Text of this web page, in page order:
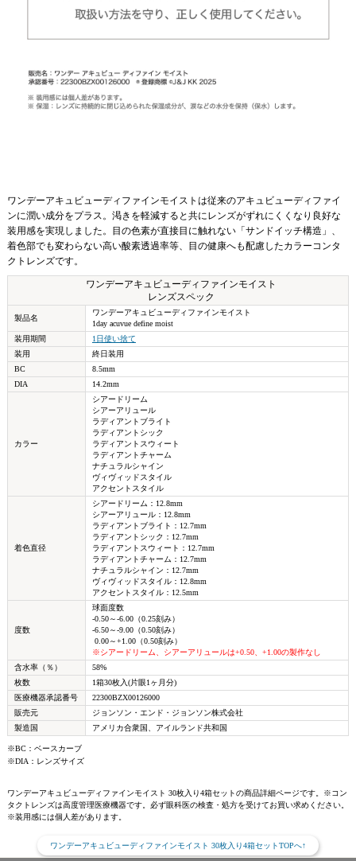
ワンデーアキュビューディファインモイストは従来のアキュビューディファイ
ンに潤い成分をプラス。渇きを軽減すると共にレンズがずれにくくなり良好な
装用感を実現しました。目の色素が直接目に触れない「サンドイッチ構造」、
着色部でも変わらない高い酸素透過率等、目の健康へも配慮したカラーコンタ
クトレンズです。
ワンデーアキュビューディファインモイスト
レンズスペック
製品名
ワンデーアキュビューディファインモイスト
1day acuvue define moist
装用期間
1日使い捨て
装用
終日装用
BC
8.5mm
DIA
14.2mm
カラー
シアードリーム
シアーアリュール
ラディアントブライト
ラディアントシック
ラディアントスウィート
ラディアントチャーム
ナチュラルシャイン
ヴィヴィッドスタイル
アクセントスタイル
着色直径
シアードリーム：12.8mm
シアーアリュール：12.8mm
ラディアントブライト：12.7mm
ラディアントシック：12.7mm
ラディアントスウィート：12.7mm
ラディアントチャーム：12.7mm
ナチュラルシャイン：12.7mm
ヴィヴィッドスタイル：12.8mm
アクセントスタイル：12.5mm
度数
球面度数
-0.50～-6.00（0.25刻み）
-6.50～-9.00（0.50刻み）
0.00～+1.00（0.50刻み）
※シアードリーム、シアーアリュールは+0.50、+1.00の製作なし
含水率（％）
58%
枚数
1箱30枚入(片眼1ヶ月分)
医療機器承認番号
22300BZX00126000
販売元
ジョンソン・エンド・ジョンソン株式会社
製造国
アメリカ合衆国、アイルランド共和国
※BC：ベースカーブ
※DIA：レンズサイズ
ワンデーアキュビューディファインモイスト 30枚入り4箱セットの商品詳細ページです。※コン
タクトレンズは高度管理医療機器です。必ず眼科医の検査・処方を受けてお買い求めください。
※装用感には個人差があります。
ワンデーアキュビューディファインモイスト 30枚入り4箱セットTOPへ↑